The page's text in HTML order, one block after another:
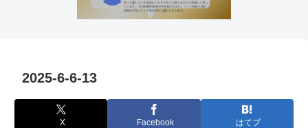
2025-6-6-13
X Facebook はてブ